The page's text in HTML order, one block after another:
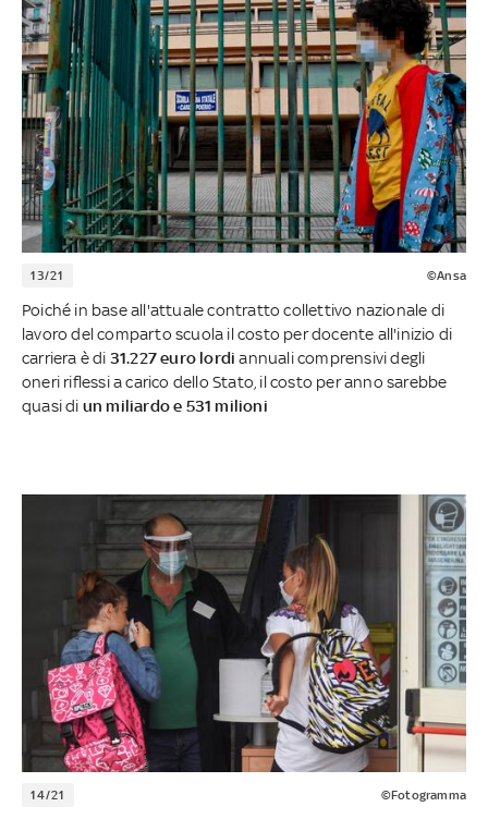
13/21 ©Ansa
Poiché in base all'attuale contratto collettivo nazionale di
lavoro del comparto scuola il costo per docente all'inizio di
carriera è di 31.227 euro lordi annuali comprensivi degli
oneri riflessi a carico dello Stato, il costo per anno sarebbe
quasi di un miliardo e 531 milioni
14/21 ©Fotogramma